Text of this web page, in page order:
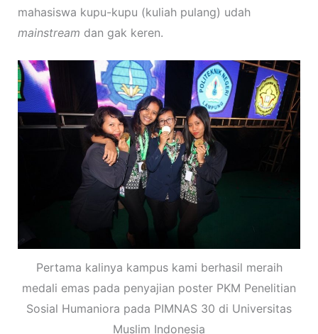
mahasiswa kupu-kupu (kuliah pulang) udah
mainstream dan gak keren.
Pertama kalinya kampus kami berhasil meraih
medali emas pada penyajian poster PKM Penelitian
Sosial Humaniora pada PIMNAS 30 di Universitas
Muslim Indonesia